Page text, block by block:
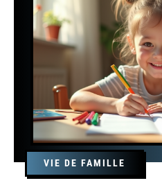
VIE DE FAMILLE